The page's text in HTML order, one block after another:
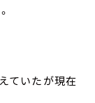
ていたが現在